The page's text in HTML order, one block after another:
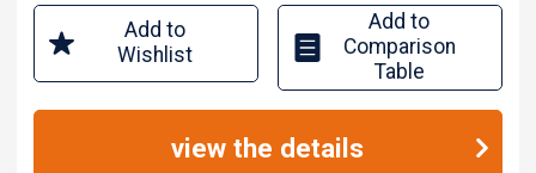
Add to
Wishlist
Add to
Comparison
Table
view the details